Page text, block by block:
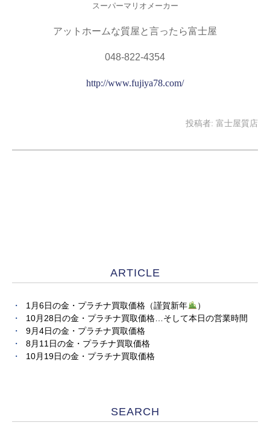
スーパーマリオメーカー
アットホームな質屋と言ったら富士屋
048-822-4354
http://www.fujiya78.com/
投稿者: 富士屋質店
ARTICLE
1月6日の金・プラチナ買取価格（謹賀新年
）
10月28日の金・プラチナ買取価格…そして本日の営業時間
9月4日の金・プラチナ買取価格
8月11日の金・プラチナ買取価格
10月19日の金・プラチナ買取価格
SEARCH